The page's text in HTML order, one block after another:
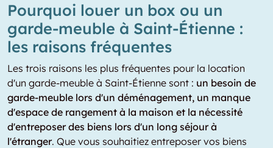
Pourquoi louer un box ou un
garde-meuble à Saint-Étienne :
les raisons fréquentes
Les trois raisons les plus fréquentes pour la location
d'un garde-meuble à Saint-Étienne sont : un besoin de
garde-meuble lors d'un déménagement, un manque
d'espace de rangement à la maison et la nécessité
d'entreposer des biens lors d'un long séjour à
l'étranger. Que vous souhaitiez entreposer vos biens